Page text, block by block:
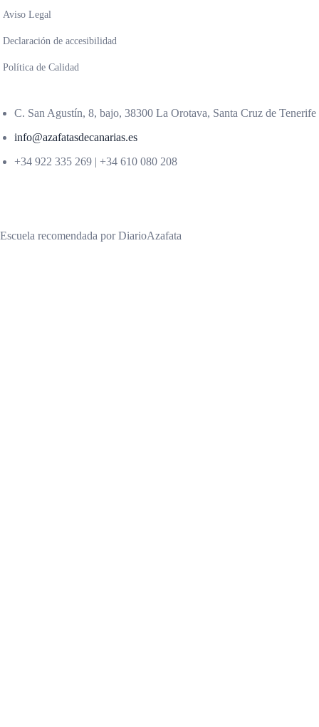
Aviso Legal
Declaración de accesibilidad
Política de Calidad
C. San Agustín, 8, bajo, 38300 La Orotava, Santa Cruz de Tenerife
info@azafatasdecanarias.es
+34 922 335 269 | +34 610 080 208
Escuela recomendada por DiarioAzafata